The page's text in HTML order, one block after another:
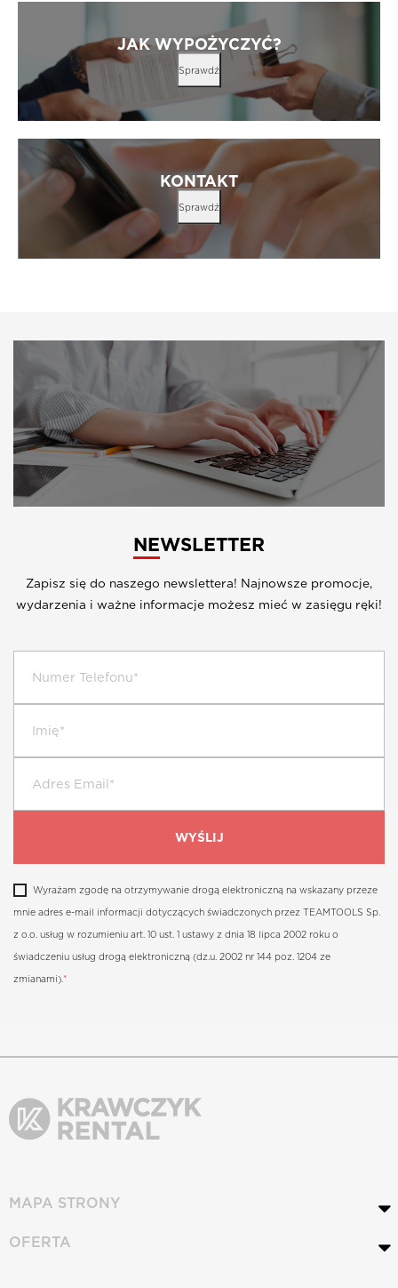
JAK WYPOŻYCZYĆ?
Sprawdź
KONTAKT
Sprawdź
NEWSLETTER
Zapisz się do naszego newslettera! Najnowsze promocje,
wydarzenia i ważne informacje możesz mieć w zasięgu ręki!
Wyrażam zgodę na otrzymywanie drogą elektroniczną na wskazany przeze
mnie adres e-mail informacji dotyczących świadczonych przez TEAMTOOLS Sp.
z o.o. usług w rozumieniu art. 10 ust. 1 ustawy z dnia 18 lipca 2002 roku o
świadczeniu usług drogą elektroniczną (dz.u. 2002 nr 144 poz. 1204 ze
zmianami). *
MAPA STRONY
OFERTA